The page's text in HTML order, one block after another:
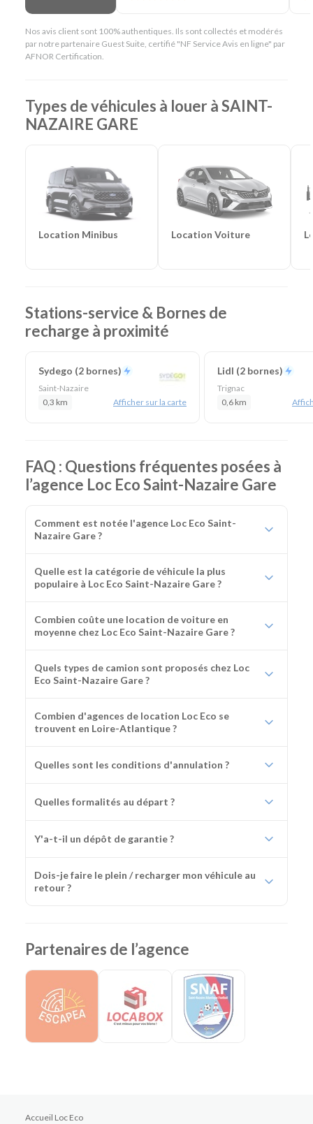
Nos avis client sont 100% authentiques. Ils sont collectés et modérés
par notre partenaire Guest Suite, certifié "NF Service Avis en ligne" par
AFNOR Certification.
Types de véhicules à louer à SAINT-
NAZAIRE GARE
Location Minibus Location Voiture
Stations-service & Bornes de
recharge à proximité
Sydego (2 bornes)
Saint-Nazaire
0,3 km
Afficher sur la carte
Lidl (2 bornes)
Trignac
0,6 km
FAQ : Questions fréquentes posées à
l’agence Loc Eco Saint-Nazaire Gare
Comment est notée l'agence Loc Eco Saint-
Nazaire Gare ?
Quelle est la catégorie de véhicule la plus
populaire à Loc Eco Saint-Nazaire Gare ?
Combien coûte une location de voiture en
moyenne chez Loc Eco Saint-Nazaire Gare ?
Quels types de camion sont proposés chez Loc
Eco Saint-Nazaire Gare ?
Combien d'agences de location Loc Eco se
trouvent en Loire-Atlantique ?
Quelles sont les conditions d'annulation ?
Quelles formalités au départ ?
Y'a-t-il un dépôt de garantie ?
Dois-je faire le plein / recharger mon véhicule au
retour ?
Partenaires de l’agence
Accueil Loc Eco